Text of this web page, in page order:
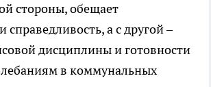
стороны, обещает
справедливость, а с другой –
дисциплины и готовности
в коммунальных